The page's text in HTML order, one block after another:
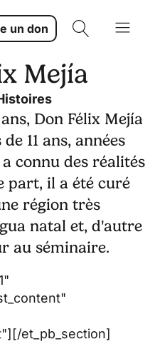
un don
Mejía
Don Félix Mejía
11 ans, années
connu des réalités
part, il a été curé
région très
natal et, d'autre
au séminaire.
et_pb_section]